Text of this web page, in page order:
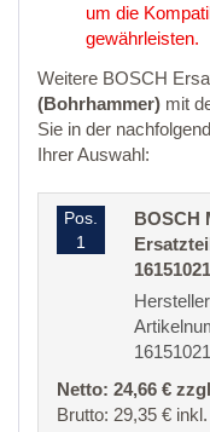
um die
gewährleisten.
Weitere BOSCH
(Bohrhammer) mit
Sie in der
Ihrer Auswahl:
Pos.
1
BOSCH
Netto: 24,66 €
Brutto: 29,35 €